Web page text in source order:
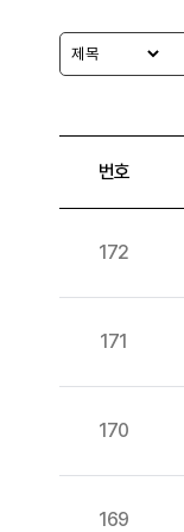
번호
172
171
170
169